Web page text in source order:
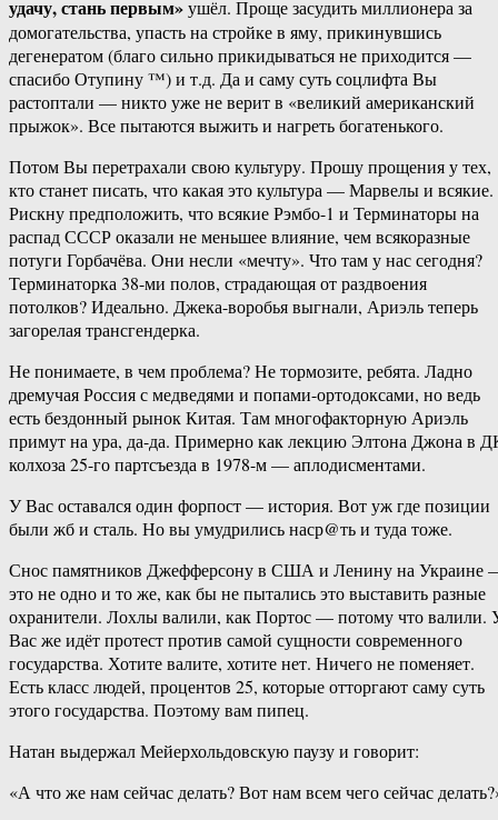
удачу, стань первым»ушёл. Проще засудить миллионера за
домогательства, упасть на стройке в яму, прикинувшись
дегенератом (благо сильно прикидываться не приходится —
спасибо Отупину ™) и т.д. Да и саму суть соцлифта Вы
растоптали — никто уже не верит в «великий американский
прыжок». Все пытаются выжить и нагреть богатенького.
Потом Вы перетрахали свою культуру. Прошу прощения у тех,
кто станет писать, что какая это культура — Марвелы и всякие.
Рискну предположить, что всякие Рэмбо-1 и Терминаторы на
распад СССР оказали не меньшее влияние, чем всякоразные
потуги Горбачёва. Они несли «мечту». Что там у нас сегодня?
Терминаторка 38-ми полов, страдающая от раздвоения
потолков? Идеально. Джека-воробья выгнали, Ариэль теперь
загорелая трансгендерка.
Не понимаете, в чем проблема? Не тормозите, ребята. Ладно
дремучая Россия с медведями и попами-ортодоксами, но ведь
есть бездонный рынок Китая. Там многофакторную Ариэль
примут на ура, да-да. Примерно как лекцию Элтона Джона в
колхоза 25-го партсъезда в 1978-м — аплодисментами.
У Вас оставался один форпост — история. Вот уж где позиции
были жб и сталь. Но вы умудрились наср@ть и туда тоже.
Снос памятников Джефферсону в США и Ленину на Украине
это не одно и то же, как бы не пытались это выставить разные
охранители. Лохлы валили, как Портос — потому что валили.
Вас же идёт протест против самой сущности современного
государства. Хотите валите, хотите нет. Ничего не поменяет.
Есть класс людей, процентов 25, которые отторгают саму суть
этого государства. Поэтому вам пипец.
Натан выдержал Мейерхольдовскую паузу и говорит:
«А что же нам сейчас делать? Вот нам всем чего сейчас